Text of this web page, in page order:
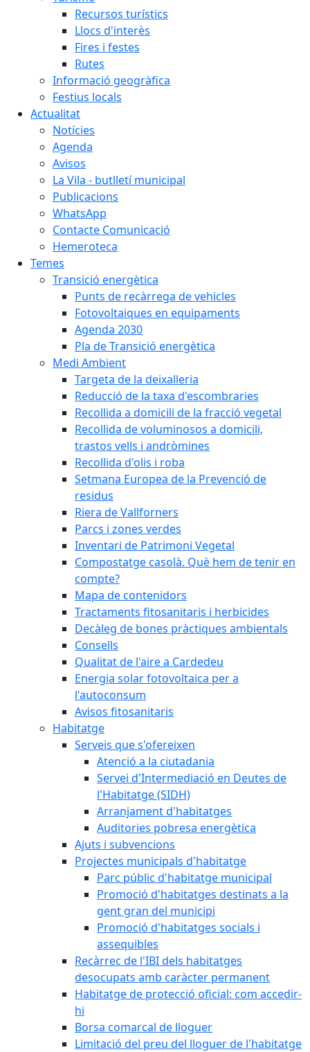
Recursos turístics
Llocs d'interès
Fires i festes
Rutes
Informació geogràfica
Festius locals
Actualitat
Notícies
Agenda
Avisos
La Vila - butlletí municipal
Publicacions
WhatsApp
Contacte Comunicació
Hemeroteca
Temes
Transició energètica
Punts de recàrrega de vehicles
Fotovoltaiques en equipaments
Agenda 2030
Pla de Transició energètica
Medi Ambient
Targeta de la deixalleria
Reducció de la taxa d'escombraries
Recollida a domicili de la fracció vegetal
Recollida de voluminosos a domicili,
trastos vells i andròmines
Recollida d'olis i roba
Setmana Europea de la Prevenció de
residus
Riera de Vallforners
Parcs i zones verdes
Inventari de Patrimoni Vegetal
Compostatge casolà. Què hem de tenir en
compte?
Mapa de contenidors
Tractaments fitosanitaris i herbicides
Decàleg de bones pràctiques ambientals
Consells
Qualitat de l'aire a Cardedeu
Energia solar fotovoltaica per a
l'autoconsum
Avisos fitosanitaris
Habitatge
Serveis que s'ofereixen
Atenció a la ciutadania
Servei d'Intermediació en Deutes de
l'Habitatge (SIDH)
Arranjament d'habitatges
Auditories pobresa energètica
Ajuts i subvencions
Projectes municipals d'habitatge
Parc públic d'habitatge municipal
Promoció d'habitatges destinats a la
gent gran del municipi
Promoció d'habitatges socials i
assequibles
Recàrrec de l'IBI dels habitatges
desocupats amb caràcter permanent
Habitatge de protecció oficial: com accedir-
hi
Borsa comarcal de lloguer
Limitació del preu del lloguer de l'habitatge